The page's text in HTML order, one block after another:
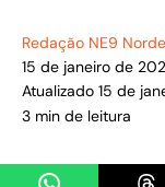
Redação NE9
15 de janeiro de
Atualizado 15 de
3 min de leitura
Share on